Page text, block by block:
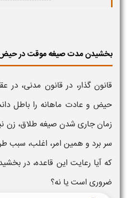
بخشیدن مدت صیغه موقت در
قانون گذار، در قانون مدنی، در
حیض و عادت ماهانه را باطل
زمان جاری شدن صیغه طلاق، زن
سر برد و همین امر، اغلب، سبب
که آیا رعایت این قاعده، در
ضروری است یا نه؟